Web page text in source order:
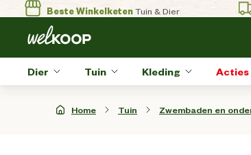
Beste WinkelketenTuin & Dier
Dier Tuin Kleding Acties
Home Tuin Zwembaden en